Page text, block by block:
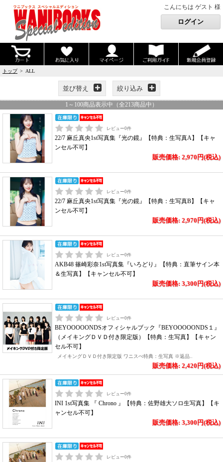
こんにちは ゲスト 様
トップ> ALL
並び替え 絞り込み
1 ～ 100商品表示中（全213商品中）
レビュー0件
22/7 麻丘真央1st写真集『光の鏡』【特典：生写真A】【キャ
ンセル不可】
販売価格: 2,970円(税込)
レビュー0件
22/7 麻丘真央1st写真集『光の鏡』【特典：生写真B】【キャ
ンセル不可】
販売価格: 2,970円(税込)
レビュー0件
AKB48 篠崎彩奈1st写真集『いろどり』【特典：直筆サイン本
＆生写真】【キャンセル不可】
販売価格: 3,300円(税込)
レビュー0件
BEYOOOOONDSオフィシャルブック『BEYOOOOONDS１』
（メイキングＤＶＤ付き限定版）【特典：生写真】【キャン
セル不可】
メイキングＤＶＤ付き限定版 ワニスぺ特典：生写真 ※返品..
販売価格: 2,420円(税込)
レビュー0件
INI 1st写真集 『 Chrono 』【特典：佐野雄大ソロ生写真】【キ
ャンセル不可】
販売価格: 3,300円(税込)
レビュー0件